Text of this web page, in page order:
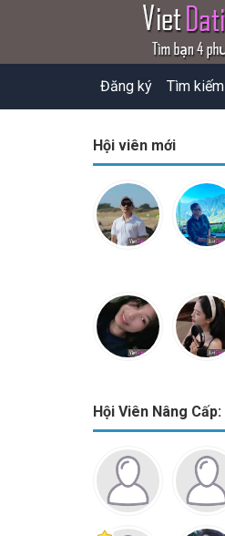
Đăng ký Tìm kiếm
Hội viên mới
Hội Viên Nâng Cấp: